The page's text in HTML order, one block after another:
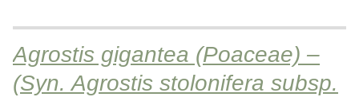
Agrostis gigantea (Poaceae) –
(Syn. Agrostis stolonifera subsp.